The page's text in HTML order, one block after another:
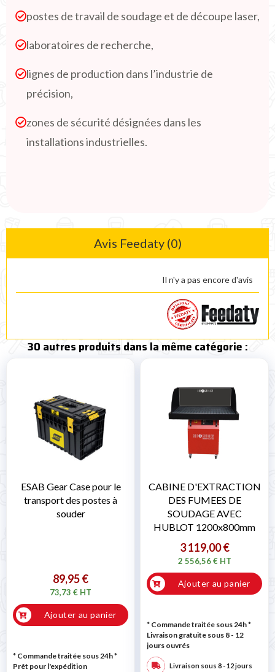
postes de travail de soudage et de découpe laser,
laboratoires de recherche,
lignes de production dans l’industrie de
précision,
zones de sécurité désignées dans les
installations industrielles.
Avis Feedaty (0)
Il n'y a pas encore d'avis
30 autres produits dans la même catégorie :
ESAB Gear Case pour le
transport des postes à
souder
89,95 €
73,73 € HT
Ajouter au panier
* Commande traitée sous 24h*
Prêt pour l'expédition
CABINE D'EXTRACTION
DES FUMEES DE
SOUDAGE AVEC
HUBLOT 1200x800mm
3 119,00 €
2 556,56 € HT
Ajouter au panier
* Commande traitée sous 24h*
Livraison gratuite sous 8 - 12
jours ouvrés
Livraison sous 8 - 12 jours